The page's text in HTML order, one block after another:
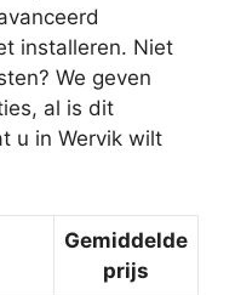
installeren. Niet
We geven
al is dit
u in Wervik wilt
Gemiddelde
prijs